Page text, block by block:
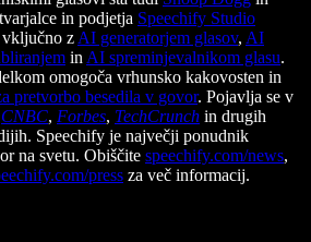
in podjetja Speechify Studio
vključno z AI generatorjem glasov, AI
in AI spreminjevalnikom glasu.
omogoča vrhunsko kakovosten in
pretvorbo besedila v govor. Pojavlja se v
CNBC, Forbes, TechCrunch in drugih
Speechify je največji ponudnik
na svetu. Obiščite speechify.com/news,
press za več informacij.